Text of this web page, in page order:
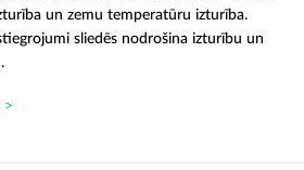
un zemu temperatūru izturība.
sliedēs nodrošina izturību un
>